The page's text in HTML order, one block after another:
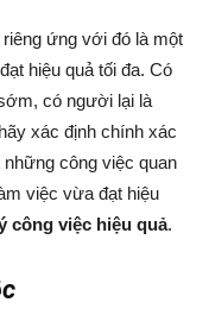
ứng với đó là một
hiệu quả tối đa. Có
có người lại là
xác định chính xác
công việc quan
việc vừa đạt hiệu
công việc hiệu quả.